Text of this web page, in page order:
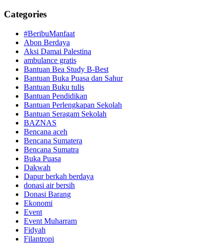
Categories
#BeribuManfaat
Abon Berdaya
Aksi Damai Palestina
ambulance gratis
Bantuan Bea Study B-Best
Bantuan Buka Puasa dan Sahur
Bantuan Buku tulis
Bantuan Pendidikan
Bantuan Perlengkapan Sekolah
Bantuan Seragam Sekolah
BAZNAS
Bencana aceh
Bencana Sumatera
Bencana Sumatra
Buka Puasa
Dakwah
Dapur berkah berdaya
donasi air bersih
Donasi Barang
Ekonomi
Event
Event Muharram
Fidyah
Filantropi